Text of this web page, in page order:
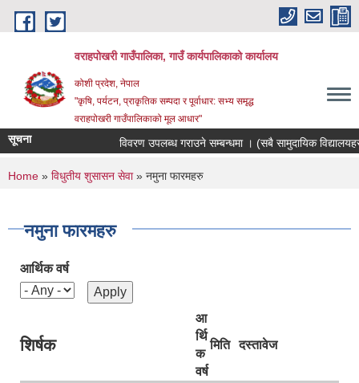
Skip to main content
वराहपोखरी गाउँपालिका, गाउँ कार्यपालिकाको कार्यालय
कोशी प्रदेश, नेपाल
"कृषि, पर्यटन, प्राकृतिक सम्पदा र पूर्वाधार: सभ्य समृद्ध
वराहपोखरी गाउँपालिकाको मूल आधार"
सूचना विवरण उपलब्ध गराउने सम्बन्धमा । (सबै सामुदायिक विद्यालयहरु)
You are here
Home » विधुतीय शुसासन सेवा» नमुना फारमहरु
नमुना फारमहरु
आर्थिक वर्ष
शिर्षक
आ
र्थि
क
वर्ष
मिति दस्तावेज